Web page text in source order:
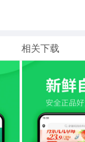
手赚网赚
我的世界
69款应用
相关下载